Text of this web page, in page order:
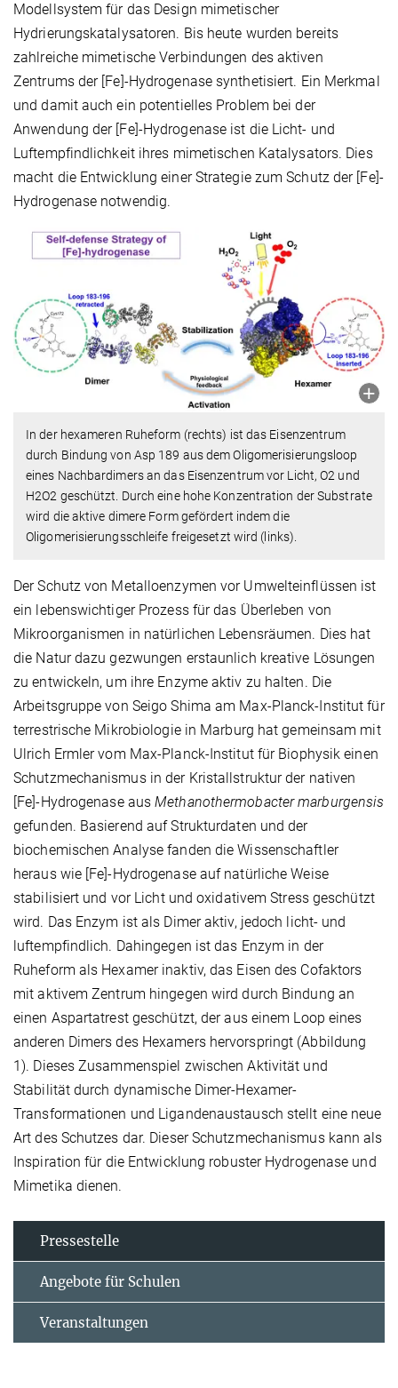
Modellsystem für das Design mimetischer
Hydrierungskatalysatoren. Bis heute wurden bereits
zahlreiche mimetische Verbindungen des aktiven
Zentrums der [Fe]-Hydrogenase synthetisiert. Ein Merkmal
und damit auch ein potentielles Problem bei der
Anwendung der [Fe]-Hydrogenase ist die Licht- und
Luftempfindlichkeit ihres mimetischen Katalysators. Dies
macht die Entwicklung einer Strategie zum Schutz der [Fe]-
Hydrogenase notwendig.
In der hexameren Ruheform (rechts) ist das Eisenzentrum
durch Bindung von Asp 189 aus dem Oligomerisierungsloop
eines Nachbardimers an das Eisenzentrum vor Licht, O2 und
H2O2 geschützt. Durch eine hohe Konzentration der Substrate
wird die aktive dimere Form gefördert indem die
Oligomerisierungsschleife freigesetzt wird (links).
Der Schutz von Metalloenzymen vor Umwelteinflüssen ist
ein lebenswichtiger Prozess für das Überleben von
Mikroorganismen in natürlichen Lebensräumen. Dies hat
die Natur dazu gezwungen erstaunlich kreative Lösungen
zu entwickeln, um ihre Enzyme aktiv zu halten. Die
Arbeitsgruppe von Seigo Shima am Max-Planck-Institut für
terrestrische Mikrobiologie in Marburg hat gemeinsam mit
Ulrich Ermler vom Max-Planck-Institut für Biophysik einen
Schutzmechanismus in der Kristallstruktur der nativen
[Fe]-Hydrogenase ausMethanothermobacter marburgensis
gefunden. Basierend auf Strukturdaten und der
biochemischen Analyse fanden die Wissenschaftler
heraus wie [Fe]-Hydrogenase auf natürliche Weise
stabilisiert und vor Licht und oxidativem Stress geschützt
wird. Das Enzym ist als Dimer aktiv, jedoch licht- und
luftempfindlich. Dahingegen ist das Enzym in der
Ruheform als Hexamer inaktiv, das Eisen des Cofaktors
mit aktivem Zentrum hingegen wird durch Bindung an
einen Aspartatrest geschützt, der aus einem Loop eines
anderen Dimers des Hexamers hervorspringt (Abbildung
1). Dieses Zusammenspiel zwischen Aktivität und
Stabilität durch dynamische Dimer-Hexamer-
Transformationen und Ligandenaustausch stellt eine neue
Art des Schutzes dar. Dieser Schutzmechanismus kann als
Inspiration für die Entwicklung robuster Hydrogenase und
Mimetika dienen.
Pressestelle
Angebote für Schulen
Veranstaltungen